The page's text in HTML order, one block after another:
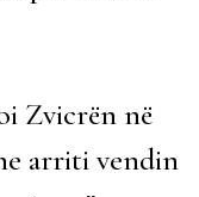
Zvicrën në
arriti vendin